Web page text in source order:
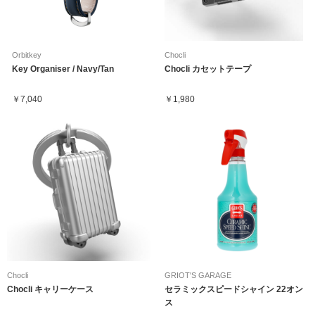
Orbitkey
Key Organiser / Navy/Tan
￥7,040
Chocli
Chocli カセットテープ
￥1,980
Chocli
Chocli キャリーケース
GRIOT'S GARAGE
セラミックスピードシャイン 22オン
ス